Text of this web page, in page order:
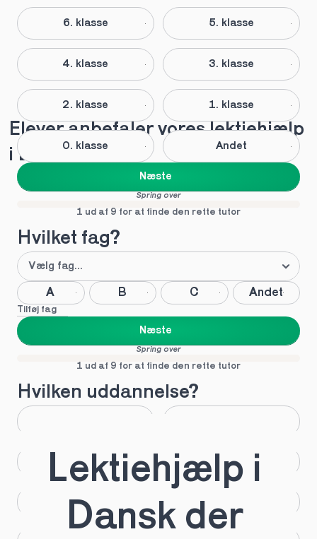
6. klasse 5. klasse
4. klasse 3. klasse
2. klasse 1. klasse
0. klasse Andet
Næste
Spring over
1 ud af 9 for at finde den rette tutor
Hvilket fag?
A B C Andet
Tilføj fag
Næste
Spring over
1 ud af 9 for at finde den rette tutor
Hvilken uddannelse?
HTX HF
IB
Elever anbefaler vores lektiehjælp
i Dansk
Lektiehjælp i
Dansk der